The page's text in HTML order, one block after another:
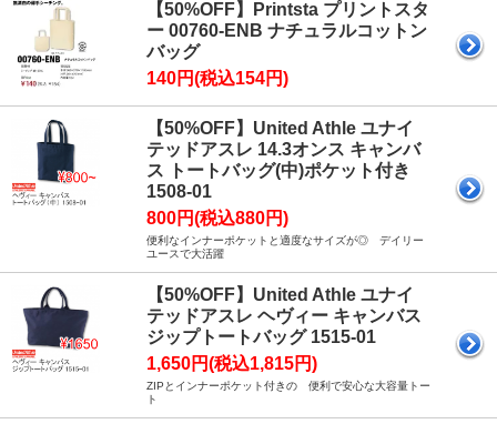
【50%OFF】Printsta プリントスタ
ー 00760-ENB ナチュラルコットン
バッグ
140円(税込154円)
【50%OFF】United Athle ユナイ
テッドアスレ 14.3オンス キャンバ
ス トートバッグ(中)ポケット付き
1508-01
800円(税込880円)
便利なインナーポケットと適度なサイズが◎ デイリー
ユースで大活躍
【50%OFF】United Athle ユナイ
テッドアスレ ヘヴィー キャンバス
ジップトートバッグ 1515-01
1,650円(税込1,815円)
ZIPとインナーポケット付きの 便利で安心な大容量トー
ト